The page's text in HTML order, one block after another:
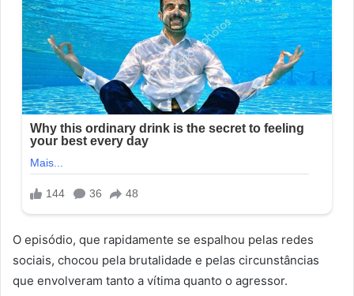
O episódio, que rapidamente se espalhou pelas redes
sociais, chocou pela brutalidade e pelas circunstâncias
que envolveram tanto a vítima quanto o agressor.